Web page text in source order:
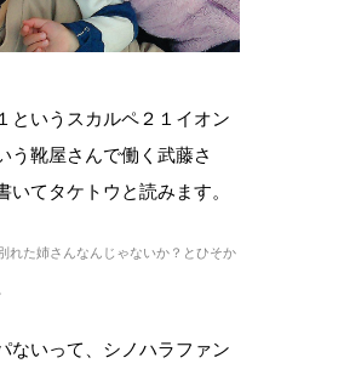
というスカルペ２１イオン
う靴屋さんで働く武藤さ
いてタケトウと読みます。
れた姉さんなんじゃないか？とひそか
ないって、シノハラファン